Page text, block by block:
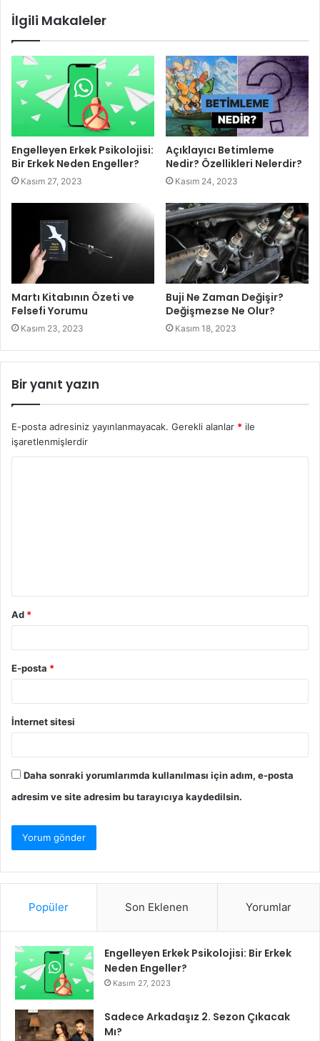
İlgili Makaleler
Engelleyen Erkek Psikolojisi:
Bir Erkek Neden Engeller?
Kasım 27, 2023
Açıklayıcı Betimleme
Nedir? Özellikleri Nelerdir?
Kasım 24, 2023
Martı Kitabının Özeti ve
Felsefi Yorumu
Kasım 23, 2023
Buji Ne Zaman Değişir?
Değişmezse Ne Olur?
Kasım 18, 2023
Bir yanıt yazın
E-posta adresiniz yayınlanmayacak. Gerekli alanlar * ile
işaretlenmişlerdir
Ad *
E-posta *
İnternet sitesi
Daha sonraki yorumlarımda kullanılması için adım, e-posta
adresim ve site adresim bu tarayıcıya kaydedilsin.
Popüler Son Eklenen Yorumlar
Engelleyen Erkek Psikolojisi: Bir Erkek
Neden Engeller?
Kasım 27, 2023
Sadece Arkadaşız 2. Sezon Çıkacak
Mı?